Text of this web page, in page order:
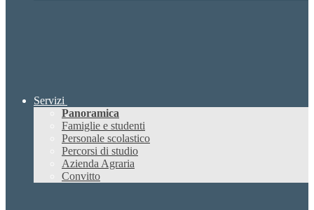
Servizi
Panoramica
Famiglie e studenti
Personale scolastico
Percorsi di studio
Azienda Agraria
Convitto